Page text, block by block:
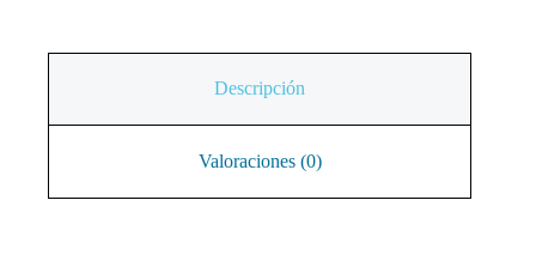
Descripción
Valoraciones (0)